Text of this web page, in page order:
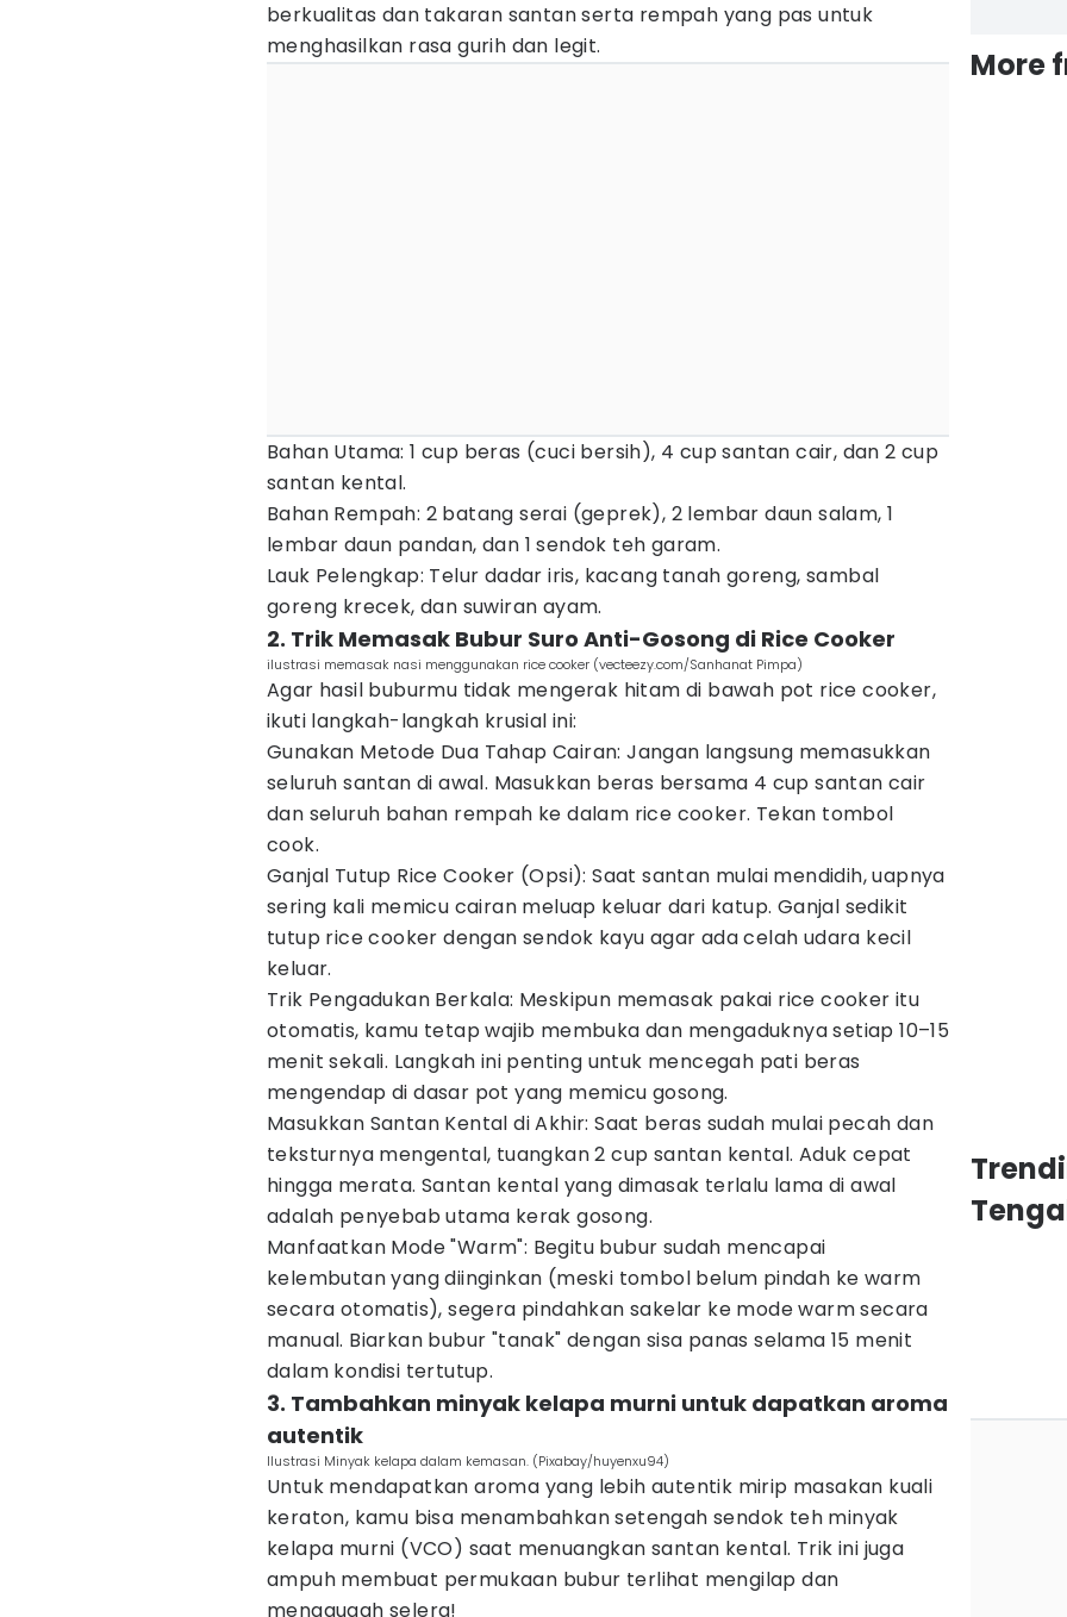
berkualitas dan takaran santan serta rempah yang pas untuk
menghasilkan rasa gurih dan legit.
Bahan Utama: 1 cup beras (cuci bersih), 4 cup santan cair, dan 2 cup
santan kental.
Bahan Rempah: 2 batang serai (geprek), 2 lembar daun salam, 1
lembar daun pandan, dan 1 sendok teh garam.
Lauk Pelengkap: Telur dadar iris, kacang tanah goreng, sambal
goreng krecek, dan suwiran ayam.
2. Trik Memasak Bubur Suro Anti-Gosong di Rice Cooker
ilustrasi memasak nasi menggunakan rice cooker (vecteezy.com/Sanhanat Pimpa)
Agar hasil buburmu tidak mengerak hitam di bawah pot rice cooker,
ikuti langkah-langkah krusial ini:
Gunakan Metode Dua Tahap Cairan: Jangan langsung memasukkan
seluruh santan di awal. Masukkan beras bersama 4 cup santan cair
dan seluruh bahan rempah ke dalam rice cooker. Tekan tombol
cook.
Ganjal Tutup Rice Cooker (Opsi): Saat santan mulai mendidih, uapnya
sering kali memicu cairan meluap keluar dari katup. Ganjal sedikit
tutup rice cooker dengan sendok kayu agar ada celah udara kecil
keluar.
Trik Pengadukan Berkala: Meskipun memasak pakai rice cooker itu
otomatis, kamu tetap wajib membuka dan mengaduknya setiap 10–15
menit sekali. Langkah ini penting untuk mencegah pati beras
mengendap di dasar pot yang memicu gosong.
Masukkan Santan Kental di Akhir: Saat beras sudah mulai pecah dan
teksturnya mengental, tuangkan 2 cup santan kental. Aduk cepat
hingga merata. Santan kental yang dimasak terlalu lama di awal
adalah penyebab utama kerak gosong.
Manfaatkan Mode "Warm": Begitu bubur sudah mencapai
kelembutan yang diinginkan (meski tombol belum pindah ke warm
secara otomatis), segera pindahkan sakelar ke mode warm secara
manual. Biarkan bubur "tanak" dengan sisa panas selama 15 menit
dalam kondisi tertutup.
3. Tambahkan minyak kelapa murni untuk dapatkan aroma
autentik
Ilustrasi Minyak kelapa dalam kemasan. (Pixabay/huyenxu94)
Untuk mendapatkan aroma yang lebih autentik mirip masakan kuali
keraton, kamu bisa menambahkan setengah sendok teh minyak
kelapa murni (VCO) saat menuangkan santan kental. Trik ini juga
ampuh membuat permukaan bubur terlihat mengilap dan
menggugah selera!
More